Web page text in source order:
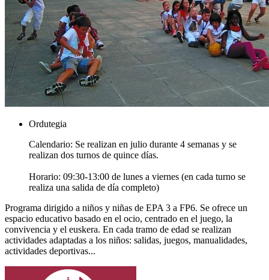
Ordutegia
Calendario: Se realizan en julio durante 4 semanas y se
realizan dos turnos de quince días.
Horario: 09:30-13:00 de lunes a viernes (en cada turno se
realiza una salida de día completo)
Programa dirigido a niños y niñas de EPA 3 a FP6. Se ofrece un
espacio educativo basado en el ocio, centrado en el juego, la
convivencia y el euskera. En cada tramo de edad se realizan
actividades adaptadas a los niños: salidas, juegos, manualidades,
actividades deportivas...